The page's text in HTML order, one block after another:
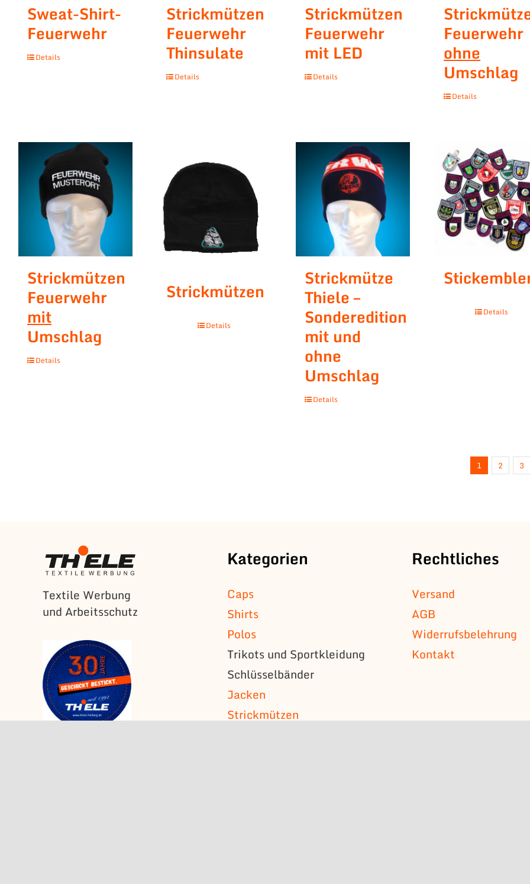
Sweat-Shirt-
Feuerwehr
Details
Strickmützen
Feuerwehr
Thinsulate
Details
Strickmützen
Feuerwehr
mit LED
Details
Feuerwehr
ohne
Umschlag
Details
Strickmützen
Feuerwehr
mit
Umschlag
Details
Strickmützen
Details
Strickmütze
Thiele –
Sonderedition
mit und
ohne
Umschlag
Details
Details
1 2 3
Textile Werbung
und Arbeitsschutz
Kategorien
Caps
Shirts
Polos
Trikots und Sportkleidung
Schlüsselbänder
Jacken
Strickmützen
Rechtliches
Versand
AGB
Widerrufsbelehrung
Kontakt